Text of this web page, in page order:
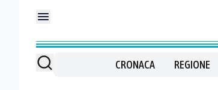
CRONACA REGIONE